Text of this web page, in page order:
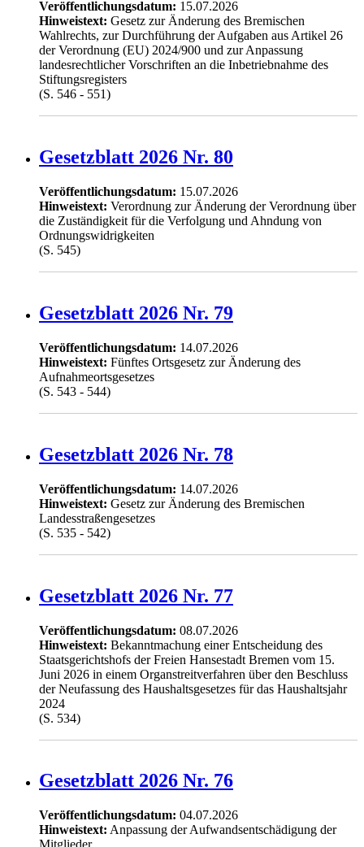
Veröffentlichungsdatum: 15.07.2026
Hinweistext: Gesetz zur Änderung des Bremischen
Wahlrechts, zur Durchführung der Aufgaben aus Artikel 26
der Verordnung (EU) 2024/900 und zur Anpassung
landesrechtlicher Vorschriften an die Inbetriebnahme des
Stiftungsregisters
(S. 546 - 551)
Gesetzblatt 2026 Nr. 80
Veröffentlichungsdatum: 15.07.2026
Hinweistext: Verordnung zur Änderung der Verordnung über
die Zuständigkeit für die Verfolgung und Ahndung von
Ordnungswidrigkeiten
(S. 545)
Gesetzblatt 2026 Nr. 79
Veröffentlichungsdatum: 14.07.2026
Hinweistext: Fünftes Ortsgesetz zur Änderung des
Aufnahmeortsgesetzes
(S. 543 - 544)
Gesetzblatt 2026 Nr. 78
Veröffentlichungsdatum: 14.07.2026
Hinweistext: Gesetz zur Änderung des Bremischen
Landesstraßengesetzes
(S. 535 - 542)
Gesetzblatt 2026 Nr. 77
Veröffentlichungsdatum: 08.07.2026
Hinweistext: Bekanntmachung einer Entscheidung des
Staatsgerichtshofs der Freien Hansestadt Bremen vom 15.
Juni 2026 in einem Organstreitverfahren über den Beschluss
der Neufassung des Haushaltsgesetzes für das Haushaltsjahr
2024
(S. 534)
Gesetzblatt 2026 Nr. 76
Veröffentlichungsdatum: 04.07.2026
Hinweistext: Anpassung der Aufwandsentschädigung der